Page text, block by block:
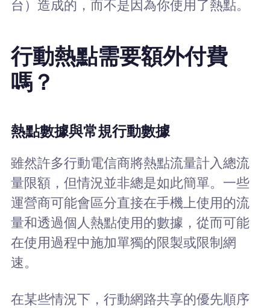
台）造成的，而不是因為你使用了熱點。
行動熱點需要額外付費
嗎？
熱點數據與常規行動數據
雖然許多行動電信商將熱點流量計入總流
量限額，但情況並非總是如此簡單。一些
運營商可能會區分直接在手機上使用的流
量和透過個人熱點使用的數據，從而可能
在使用過程中施加單獨的限製或限制網
速。
在某些情況下，行動網路共享的優先順序